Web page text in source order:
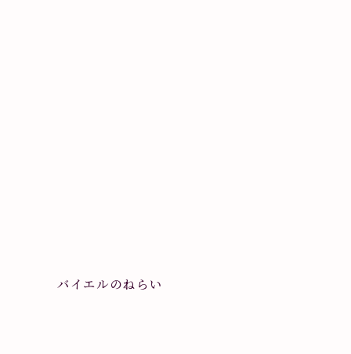
バイエルのねらい